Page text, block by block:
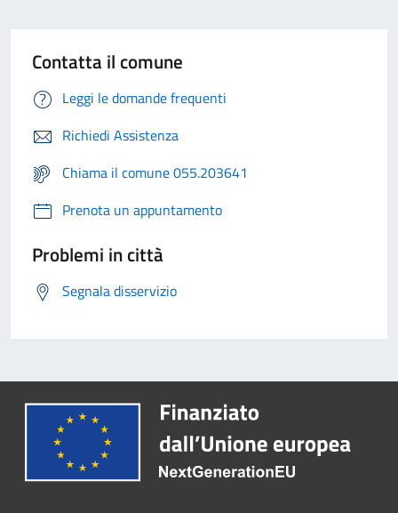
Contatta il comune
Leggi le domande frequenti
Richiedi Assistenza
Chiama il comune 055.203641
Prenota un appuntamento
Problemi in città
Segnala disservizio